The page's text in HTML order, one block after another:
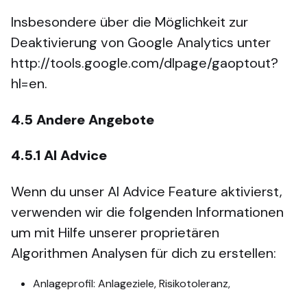
Insbesondere über die Möglichkeit zur
Deaktivierung von Google Analytics unter
http://tools.google.com/dlpage/gaoptout?
hl=en.
4.5 Andere Angebote
4.5.1 AI Advice
Wenn du unser AI Advice Feature aktivierst,
verwenden wir die folgenden Informationen
um mit Hilfe unserer proprietären
Algorithmen Analysen für dich zu erstellen:
Anlageprofil: Anlageziele, Risikotoleranz,